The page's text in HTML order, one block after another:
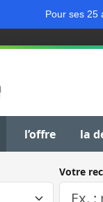
Pour ses 25
l’offre la
Votre